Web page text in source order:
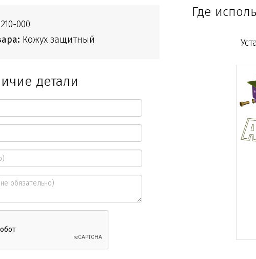
000
Кожух защитный
детали
Где